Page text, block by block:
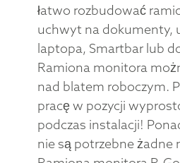
łatwo rozbudować
uchwyt na dokumenty,
laptopa, Smartbar lub
Ramiona monitora
nad blatem roboczym.
pracę w pozycji
podczas instalacji!
nie są potrzebne żadne